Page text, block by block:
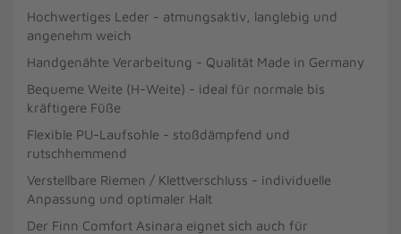
Hochwertiges Leder - atmungsaktiv, langlebig und
angenehm weich
Handgenähte Verarbeitung - Qualität Made in Germany
Bequeme Weite (H-Weite) - ideal für normale bis
kräftigere Füße
Flexible PU-Laufsohle - stoßdämpfend und
rutschhemmend
Verstellbare Riemen / Klettverschluss - individuelle
Anpassung und optimaler Halt
Der Finn Comfort Asinara eignet sich auch für